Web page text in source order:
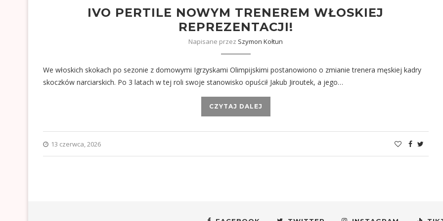
IVO PERTILE NOWYM TRENEREM WŁOSKIEJ
REPREZENTACJI!
Napisane przez Szymon Kołtun
We włoskich skokach po sezonie z domowymi Igrzyskami Olimpijskimi postanowiono o zmianie trenera męskiej kadry
skoczków narciarskich. Po 3 latach w tej roli swoje stanowisko opuścił Jakub Jiroutek, a jego…
CZYTAJ DALEJ
13 czerwca, 2026